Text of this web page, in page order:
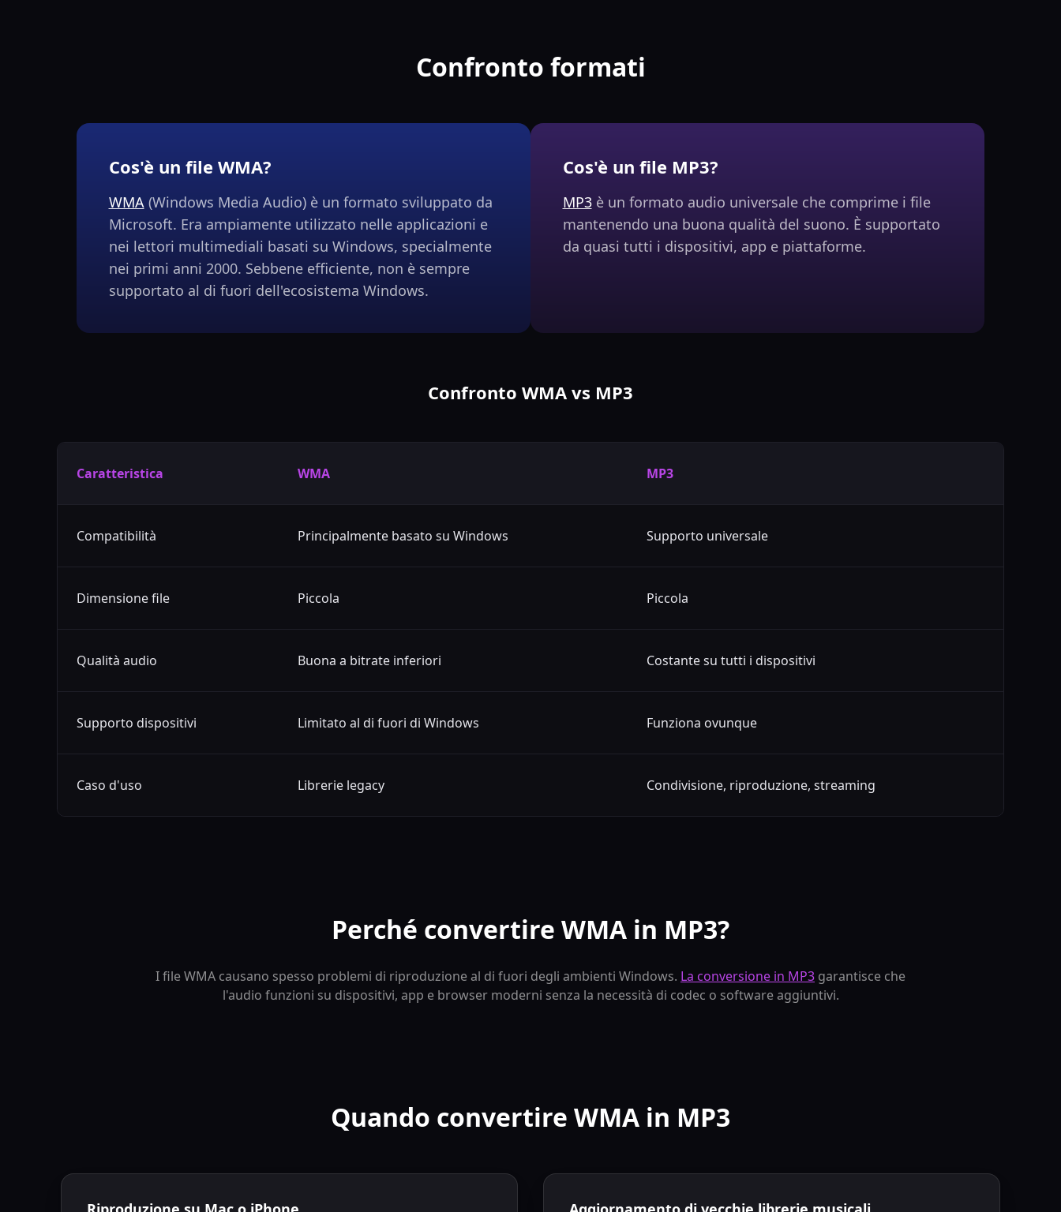
Confronto formati
Cos'è un file WMA?
WMA (Windows Media Audio) è un formato sviluppato da
Microsoft. Era ampiamente utilizzato nelle applicazioni e
nei lettori multimediali basati su Windows, specialmente
nei primi anni 2000. Sebbene efficiente, non è sempre
supportato al di fuori dell'ecosistema Windows.
Cos'è un file MP3?
MP3è un formato audio universale che comprime i file
mantenendo una buona qualità del suono. È supportato
da quasi tutti i dispositivi, app e piattaforme.
Confronto WMA vs MP3
Caratteristica WMA MP3
Compatibilità Principalmente basato su Windows Supporto universale
Dimensione file Piccola Piccola
Qualità audio Buona a bitrate inferiori Costante su tutti i dispositivi
Supporto dispositivi Limitato al di fuori di Windows Funziona ovunque
Caso d'uso Librerie legacy Condivisione, riproduzione, streaming
Perché convertire WMA in MP3?
I file WMA causano spesso problemi di riproduzione al di fuori degli ambienti Windows. La conversione in MP3 garantisce che
l'audio funzioni su dispositivi, app e browser moderni senza la necessità di codec o software aggiuntivi.
Quando convertire WMA in MP3